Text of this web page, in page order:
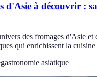
d'Asie à découvrir :
des fromages d'Asie et
qui enrichissent la cuisine
gastronomie asiatique